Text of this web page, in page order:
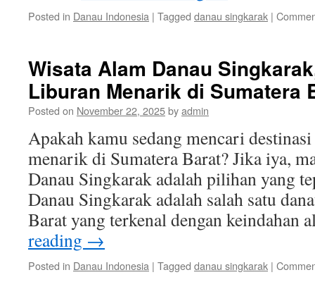
Posted in Danau Indonesia | Tagged danau singkarak |
Wisata Alam Danau
Liburan Menarik di Sumatera
Posted on November 22, 2025byadmin
Apakah kamu sedang mencari
menarik di Sumatera Barat? Jika iya,
Danau Singkarak adalah pilihan yang
Danau Singkarak adalah salah satu
Barat yang terkenal dengan
reading →
Posted in Danau Indonesia | Tagged danau singkarak |